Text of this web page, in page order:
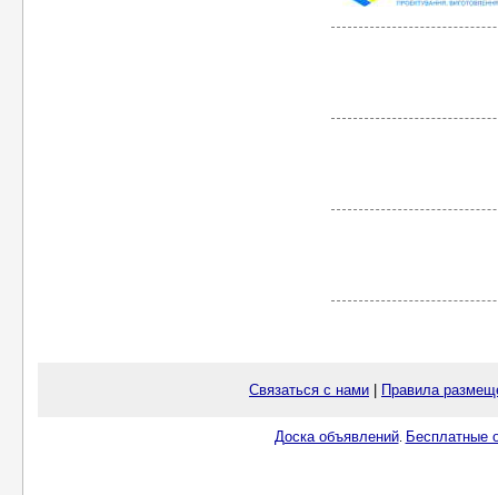
Связаться с нами Правила
Доска объявлений. Бесплатные